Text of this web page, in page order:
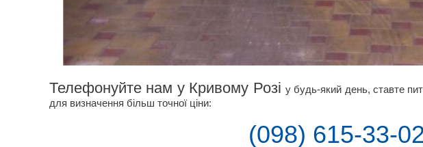
Телефонуйте нам у Кривому Розі у будь-який день, ставте
для визначення більш точної ціни:
(098) 615-33-